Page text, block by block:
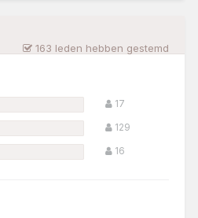
163 leden hebben gestemd
17
129
16